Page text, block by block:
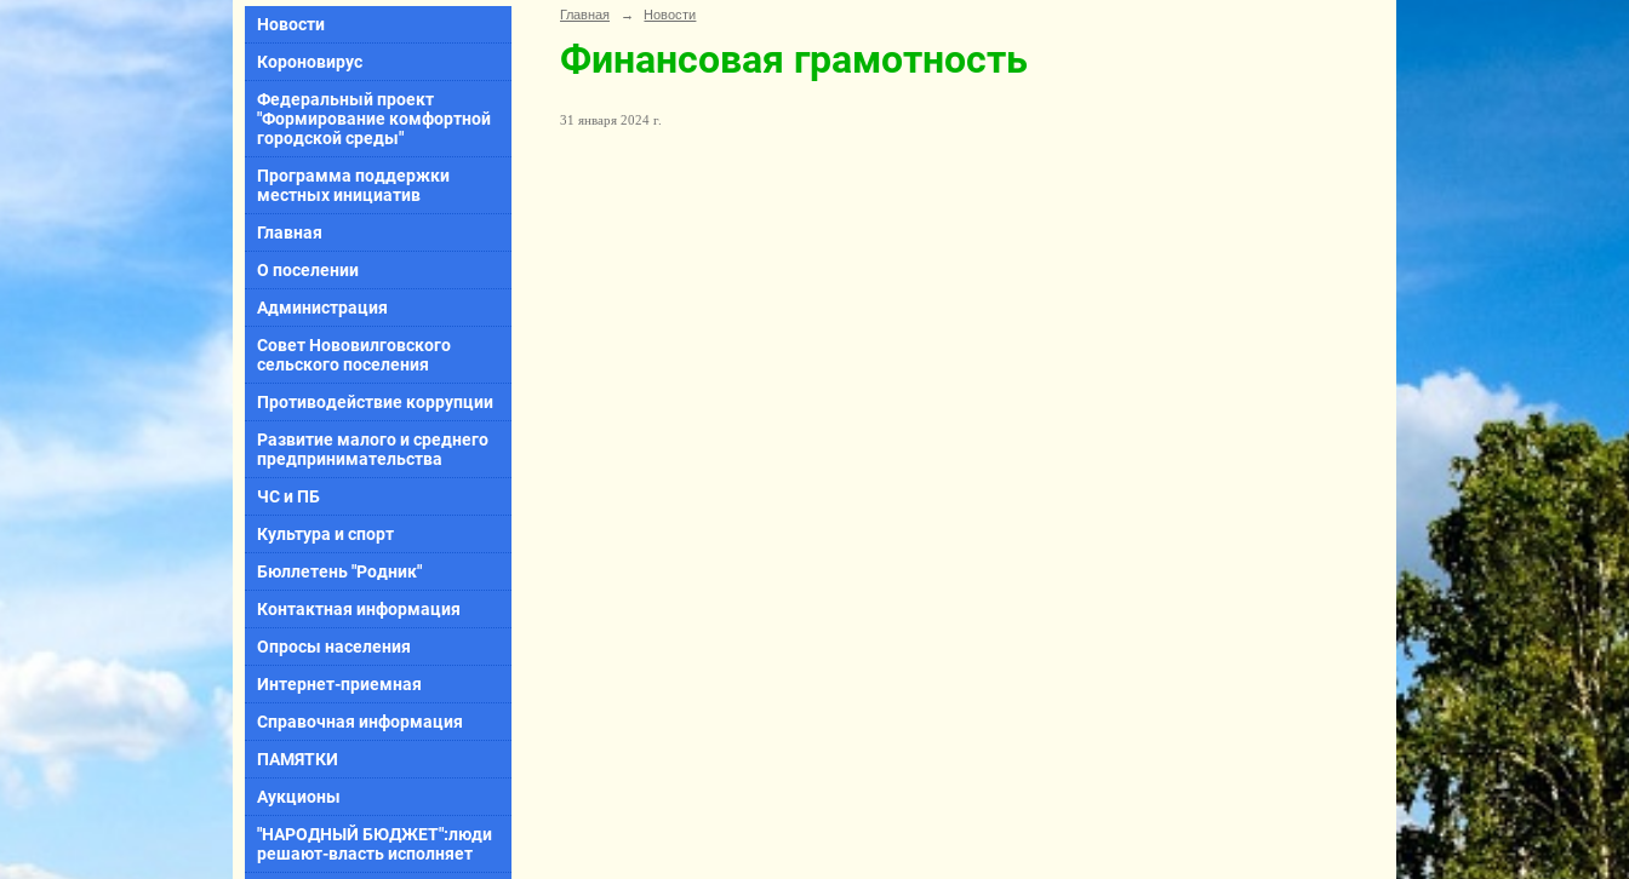
Новости
Короновирус
Федеральный проект
"Формирование комфортной
городской среды"
Программа поддержки
местных инициатив
Главная
О поселении
Администрация
Совет Нововилговского
сельского поселения
Противодействие коррупции
Развитие малого и среднего
предпринимательства
ЧС и ПБ
Культура и спорт
Бюллетень "Родник"
Контактная информация
Опросы населения
Интернет-приемная
Справочная информация
ПАМЯТКИ
Аукционы
"НАРОДНЫЙ БЮДЖЕТ":люди
решают-власть исполняет
Главная → Новости
Финансовая грамотность
31 января 2024 г.